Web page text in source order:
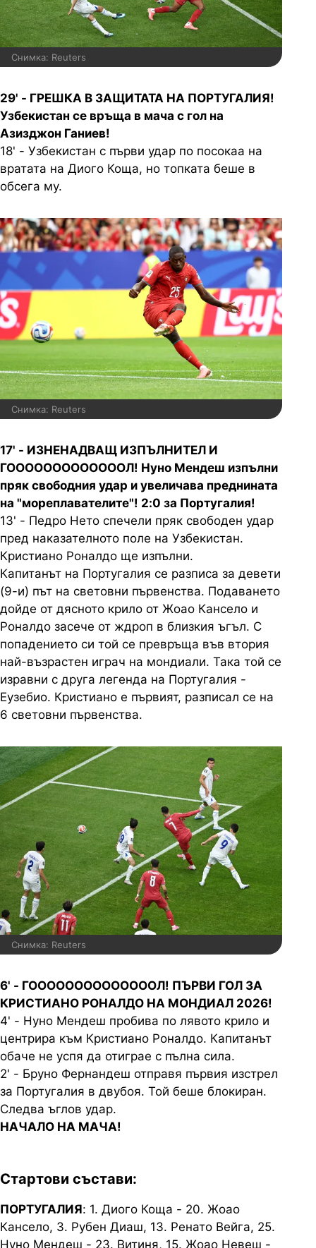
Снимка: Reuters
29' - ГРЕШКА В ЗАЩИТАТА НА ПОРТУГАЛИЯ!
Узбекистан се връща в мача с гол на
Азизджон Ганиев!
18' - Узбекистан с първи удар по посокаа на
вратата на Диого Коща, но топката беше в
обсега му.
Снимка: Reuters
17' - ИЗНЕНАДВАЩ ИЗПЪЛНИТЕЛ И
ГОООООООООООООЛ! Нуно Мендеш изпълни
пряк свободния удар и увеличава преднината
на "мореплавателите"! 2:0 за Португалия!
13' - Педро Нето спечели пряк свободен удар
пред наказателното поле на Узбекистан.
Кристиано Роналдо ще изпълни.
Капитанът на Португалия се разписа за девети
(9-и) път на световни първенства. Подаването
дойде от дясното крило от Жоао Кансело и
Роналдо засече от ждроп в близкия ъгъл. С
попадението си той се превръща във втория
най-възрастен играч на мондиали. Така той се
изравни с друга легенда на Португалия -
Еузебио. Кристиано е първият, разписал се на
6 световни първенства.
Снимка: Reuters
6' - ГООООООООООООООЛ! ПЪРВИ ГОЛ ЗА
КРИСТИАНО РОНАЛДО НА МОНДИАЛ 2026!
4' - Нуно Мендеш пробива по лявото крило и
центрира към Кристиано Роналдо. Капитанът
обаче не успя да отиграе с пълна сила.
2' - Бруно Фернандеш отправя първия изстрел
за Португалия в двубоя. Той беше блокиран.
Следва ъглов удар.
НАЧАЛО НА МАЧА!
Стартови състави:
ПОРТУГАЛИЯ: 1. Диого Коща - 20. Жоао
Кансело, 3. Рубен Диаш, 13. Ренато Вейга, 25.
Нуно Мендеш - 23. Витиня, 15. Жоао Невеш -